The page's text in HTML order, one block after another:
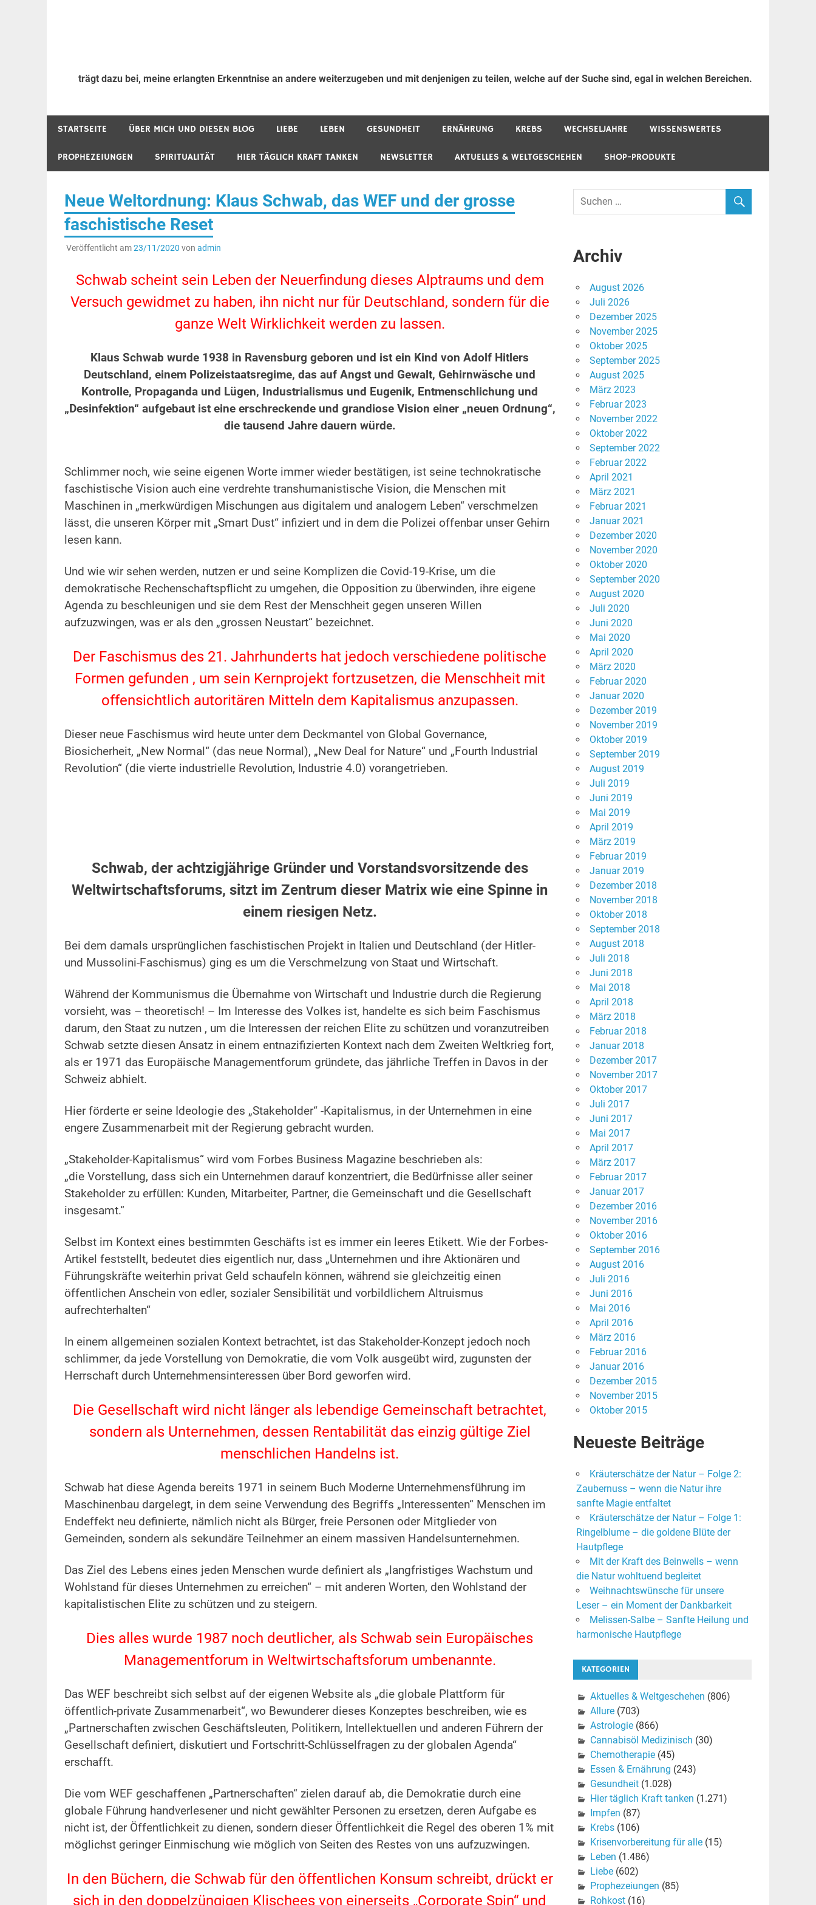
trägt dazu bei, meine erlangten Erkenntnise an andere weiterzugeben und mit denjenigen zu teilen, welche auf der Suche sind, egal in welchen Bereichen.
STARTSEITE ÜBER MICH UND DIESEN BLOG LIEBE LEBEN GESUNDHEIT ERNÄHRUNG KREBS WECHSELJAHRE WISSENSWERTES
PROPHEZEIUNGEN SPIRITUALITÄT HIER TÄGLICH KRAFT TANKEN NEWSLETTER AKTUELLES & WELTGESCHEHEN SHOP-PRODUKTE
Neue Weltordnung: Klaus Schwab, das WEF und der grosse
faschistische Reset
Veröffentlicht am23/11/2020 von admin
Schwab scheint sein Leben der Neuerfindung dieses Alptraums und dem
Versuch gewidmet zu haben, ihn nicht nur für Deutschland, sondern für die
ganze Welt Wirklichkeit werden zu lassen.
Klaus Schwab wurde 1938 in Ravensburg geboren und ist ein Kind von Adolf Hitlers
Deutschland, einem Polizeistaatsregime, das auf Angst und Gewalt, Gehirnwäsche und
Kontrolle, Propaganda und Lügen, Industrialismus und Eugenik, Entmenschlichung und
„Desinfektion“ aufgebaut ist eine erschreckende und grandiose Vision einer „neuen Ordnung“,
die tausend Jahre dauern würde.
Schlimmer noch, wie seine eigenen Worte immer wieder bestätigen, ist seine technokratische
faschistische Vision auch eine verdrehte transhumanistische Vision, die Menschen mit
Maschinen in „merkwürdigen Mischungen aus digitalem und analogem Leben“ verschmelzen
lässt, die unseren Körper mit „Smart Dust“ infiziert und in dem die Polizei offenbar unser Gehirn
lesen kann.
Und wie wir sehen werden, nutzen er und seine Komplizen die Covid-19-Krise, um die
demokratische Rechenschaftspflicht zu umgehen, die Opposition zu überwinden, ihre eigene
Agenda zu beschleunigen und sie dem Rest der Menschheit gegen unseren Willen
aufzuzwingen, was er als den „grossen Neustart“ bezeichnet.
Der Faschismus des 21. Jahrhunderts hat jedoch verschiedene politische
Formen gefunden , um sein Kernprojekt fortzusetzen, die Menschheit mit
offensichtlich autoritären Mitteln dem Kapitalismus anzupassen.
Dieser neue Faschismus wird heute unter dem Deckmantel von Global Governance,
Biosicherheit, „New Normal“ (das neue Normal), „New Deal for Nature“ und „Fourth Industrial
Revolution“ (die vierte industrielle Revolution, Industrie 4.0) vorangetrieben.
Schwab, der achtzigjährige Gründer und Vorstandsvorsitzende des
Weltwirtschaftsforums, sitzt im Zentrum dieser Matrix wie eine Spinne in
einem riesigen Netz.
Bei dem damals ursprünglichen faschistischen Projekt in Italien und Deutschland (der Hitler-
und Mussolini-Faschismus) ging es um die Verschmelzung von Staat und Wirtschaft.
Während der Kommunismus die Übernahme von Wirtschaft und Industrie durch die Regierung
vorsieht, was – theoretisch! – Im Interesse des Volkes ist, handelte es sich beim Faschismus
darum, den Staat zu nutzen , um die Interessen der reichen Elite zu schützen und voranzutreiben
Schwab setzte diesen Ansatz in einem entnazifizierten Kontext nach dem Zweiten Weltkrieg fort,
als er 1971 das Europäische Managementforum gründete, das jährliche Treffen in Davos in der
Schweiz abhielt.
Hier förderte er seine Ideologie des „Stakeholder“ -Kapitalismus, in der Unternehmen in eine
engere Zusammenarbeit mit der Regierung gebracht wurden.
„Stakeholder-Kapitalismus“ wird vom Forbes Business Magazine beschrieben als:
„die Vorstellung, dass sich ein Unternehmen darauf konzentriert, die Bedürfnisse aller seiner
Stakeholder zu erfüllen: Kunden, Mitarbeiter, Partner, die Gemeinschaft und die Gesellschaft
insgesamt.“
Selbst im Kontext eines bestimmten Geschäfts ist es immer ein leeres Etikett. Wie der Forbes-
Artikel feststellt, bedeutet dies eigentlich nur, dass „Unternehmen und ihre Aktionären und
Führungskräfte weiterhin privat Geld schaufeln können, während sie gleichzeitig einen
öffentlichen Anschein von edler, sozialer Sensibilität und vorbildlichem Altruismus
aufrechterhalten“
In einem allgemeinen sozialen Kontext betrachtet, ist das Stakeholder-Konzept jedoch noch
schlimmer, da jede Vorstellung von Demokratie, die vom Volk ausgeübt wird, zugunsten der
Herrschaft durch Unternehmensinteressen über Bord geworfen wird.
Die Gesellschaft wird nicht länger als lebendige Gemeinschaft betrachtet,
sondern als Unternehmen, dessen Rentabilität das einzig gültige Ziel
menschlichen Handelns ist.
Schwab hat diese Agenda bereits 1971 in seinem Buch Moderne Unternehmensführung im
Maschinenbau dargelegt, in dem seine Verwendung des Begriffs „Interessenten“ Menschen im
Endeffekt neu definierte, nämlich nicht als Bürger, freie Personen oder Mitglieder von
Gemeinden, sondern als sekundäre Teilnehmer an einem massiven Handelsunternehmen.
Das Ziel des Lebens eines jeden Menschen wurde definiert als „langfristiges Wachstum und
Wohlstand für dieses Unternehmen zu erreichen“ – mit anderen Worten, den Wohlstand der
kapitalistischen Elite zu schützen und zu steigern.
Dies alles wurde 1987 noch deutlicher, als Schwab sein Europäisches
Managementforum in Weltwirtschaftsforum umbenannte.
Das WEF beschreibt sich selbst auf der eigenen Website als „die globale Plattform für
öffentlich-private Zusammenarbeit“, wo Bewunderer dieses Konzeptes beschreiben, wie es
„Partnerschaften zwischen Geschäftsleuten, Politikern, Intellektuellen und anderen Führern der
Gesellschaft definiert, diskutiert und Fortschritt-Schlüsselfragen zu der globalen Agenda“
erschafft.
Die vom WEF geschaffenen „Partnerschaften“ zielen darauf ab, die Demokratie durch eine
globale Führung handverlesener und nicht gewählter Personen zu ersetzen, deren Aufgabe es
nicht ist, der Öffentlichkeit zu dienen, sondern dieser Öffentlichkeit die Regel des oberen 1% mit
möglichst geringer Einmischung wie möglich von Seiten des Restes von uns aufzuzwingen.
In den Büchern, die Schwab für den öffentlichen Konsum schreibt, drückt er
sich in den doppelzüngigen Klischees von einerseits „Corporate Spin“ und
Archiv
August 2026
Juli 2026
Dezember 2025
November 2025
Oktober 2025
September 2025
August 2025
März 2023
Februar 2023
November 2022
Oktober 2022
September 2022
Februar 2022
April 2021
März 2021
Februar 2021
Januar 2021
Dezember 2020
November 2020
Oktober 2020
September 2020
August 2020
Juli 2020
Juni 2020
Mai 2020
April 2020
März 2020
Februar 2020
Januar 2020
Dezember 2019
November 2019
Oktober 2019
September 2019
August 2019
Juli 2019
Juni 2019
Mai 2019
April 2019
März 2019
Februar 2019
Januar 2019
Dezember 2018
November 2018
Oktober 2018
September 2018
August 2018
Juli 2018
Juni 2018
Mai 2018
April 2018
März 2018
Februar 2018
Januar 2018
Dezember 2017
November 2017
Oktober 2017
Juli 2017
Juni 2017
Mai 2017
April 2017
März 2017
Februar 2017
Januar 2017
Dezember 2016
November 2016
Oktober 2016
September 2016
August 2016
Juli 2016
Juni 2016
Mai 2016
April 2016
März 2016
Februar 2016
Januar 2016
Dezember 2015
November 2015
Oktober 2015
Neueste Beiträge
Kräuterschätze der Natur – Folge 2:
Zaubernuss – wenn die Natur ihre
sanfte Magie entfaltet
Kräuterschätze der Natur – Folge 1:
Ringelblume – die goldene Blüte der
Hautpflege
Mit der Kraft des Beinwells – wenn
die Natur wohltuend begleitet
Weihnachtswünsche für unsere
Leser – ein Moment der Dankbarkeit
Melissen-Salbe – Sanfte Heilung und
harmonische Hautpflege
KATEGORIEN
Aktuelles & Weltgeschehen (806)
Allure(703)
Astrologie(866)
Cannabisöl Medizinisch (30)
Chemotherapie(45)
Essen & Ernährung (243)
Gesundheit(1.028)
Hier täglich Kraft tanken (1.271)
Impfen (87)
Krebs(106)
Krisenvorbereitung für alle(15)
Leben (1.486)
Liebe(602)
Prophezeiungen (85)
Rohkost(16)